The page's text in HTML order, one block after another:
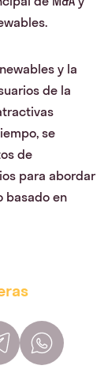
y la
de la
se
de
para abordar
basado en